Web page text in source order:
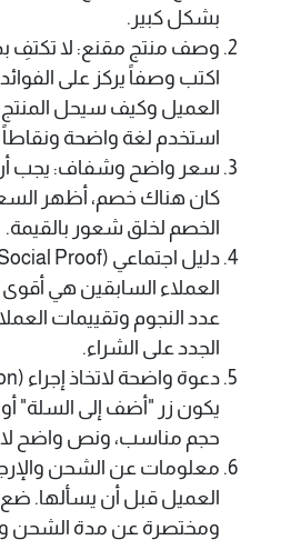
بشكل كبير.
وصف منتج مقنع: لا تكتفِ
اكتب وصفاً يركز على
العميل وكيف سيحل
استخدم لغة واضحة ونقاطاً
سعر واضح وشفاف: يجب أن
كان هناك خصم، أظهر
الخصم لخلق شعور بالقيمة.
العملاء السابقين هي أقوى
عدد النجوم وتقييمات
الجدد على الشراء.
يكون زر "أضف إلى السلة" أو
حجم مناسب، ونص واضح
معلومات عن الشحن
العميل قبل أن يسألها.
ومختصرة عن مدة الشحن